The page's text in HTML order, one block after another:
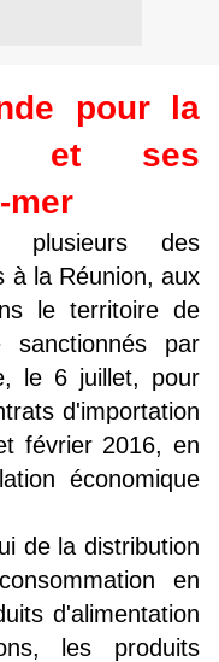
pour la
et ses
mer
des
à la Réunion, aux
le territoire de
par
le 6 juillet, pour
d'importation
février 2016, en
économique
de la distribution
en
d'alimentation
les produits